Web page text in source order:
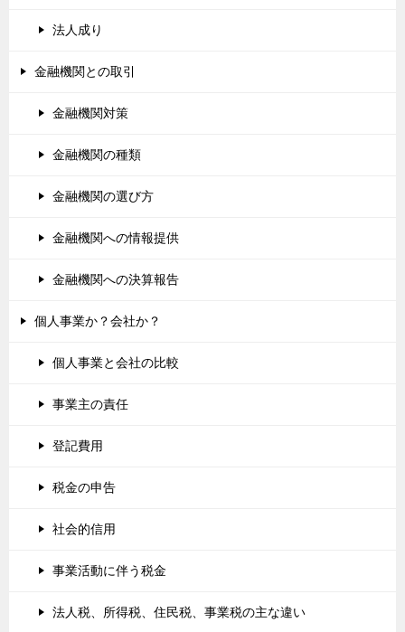
法人成り
金融機関との取引
金融機関対策
金融機関の種類
金融機関の選び方
金融機関への情報提供
金融機関への決算報告
個人事業か？会社か？
個人事業と会社の比較
事業主の責任
登記費用
税金の申告
社会的信用
事業活動に伴う税金
法人税、所得税、住民税、事業税の主な違い